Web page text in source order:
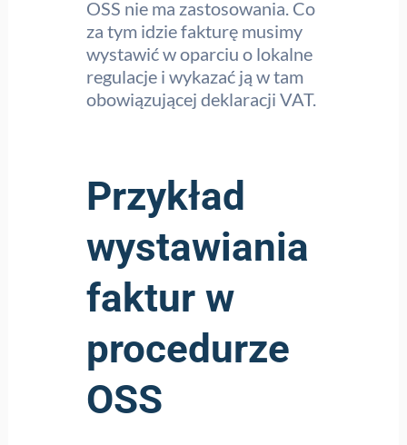
OSS nie ma zastosowania. Co
za tym idzie fakturę musimy
wystawić w oparciu o lokalne
regulacje i wykazać ją w tam
obowiązującej deklaracji VAT.
Przykład
wystawiania
faktur w
procedurze
OSS